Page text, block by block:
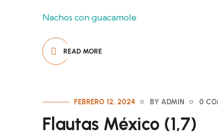
Nachos con guacamole
READ MORE
FEBRERO 12, 2024 BY ADMIN 0
Flautas México (1,7)